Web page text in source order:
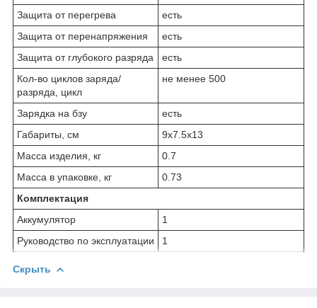
Защита от перегрева
есть
Защита от перенапряжения
есть
Защита от глубокого разряда
есть
Кол-во циклов заряда/
разряда, цикл
не ме­нее 500
Зарядка на бзу
есть
Габариты, см
9х7.5х13
Масса изделия, кг
0.7
Масса в упаковке, кг
0.73
Комплектация
Аккумулятор
1
Руководство по эксплуатации
1
Скрыть